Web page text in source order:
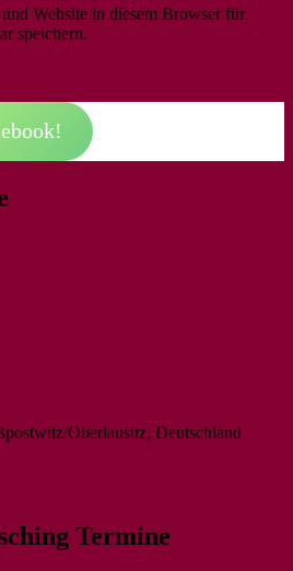
Website in diesem Browser für
speichern.
Oberlausitz, Deutschland
Termine